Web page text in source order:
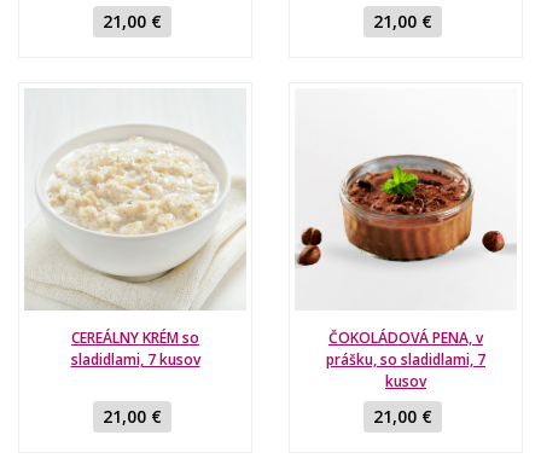
21,00 € 21,00 €
CEREÁLNY KRÉM so
sladidlami, 7 kusov
21,00 €
ČOKOLÁDOVÁ PENA, v
prášku, so sladidlami, 7
kusov
21,00 €